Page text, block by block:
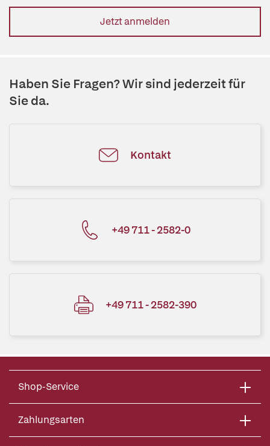
Jetzt anmelden
Haben Sie Fragen? Wir sind jederzeit für
Sie da.
Kontakt
+49 711 - 2582-0
+49 711 - 2582-390
Shop-Service
Zahlungsarten